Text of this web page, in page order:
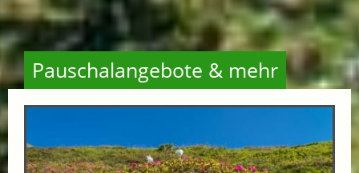
Pauschalangebote & mehr